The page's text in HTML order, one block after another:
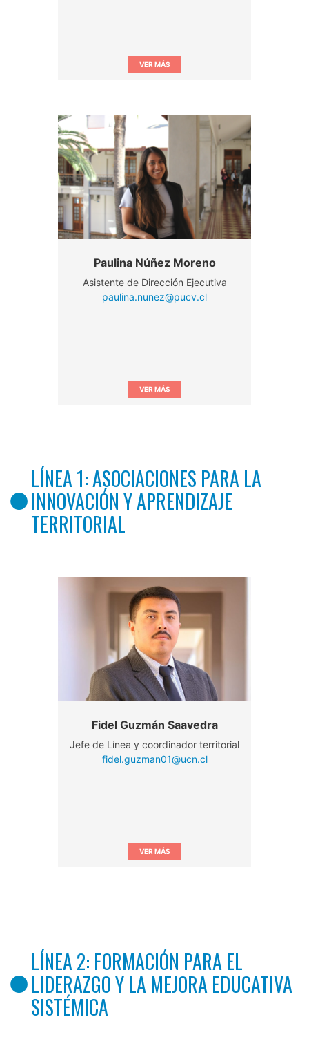
VER MÁS
Paulina Núñez Moreno
Asistente de Dirección Ejecutiva
paulina.nunez@pucv.cl
VER MÁS
LÍNEA 1: ASOCIACIONES PARA LA
INNOVACIÓN Y APRENDIZAJE
TERRITORIAL
Fidel Guzmán Saavedra
Jefe de Línea y coordinador territorial
fidel.guzman01@ucn.cl
VER MÁS
LÍNEA 2: FORMACIÓN PARA EL
LIDERAZGO Y LA MEJORA EDUCATIVA
SISTÉMICA